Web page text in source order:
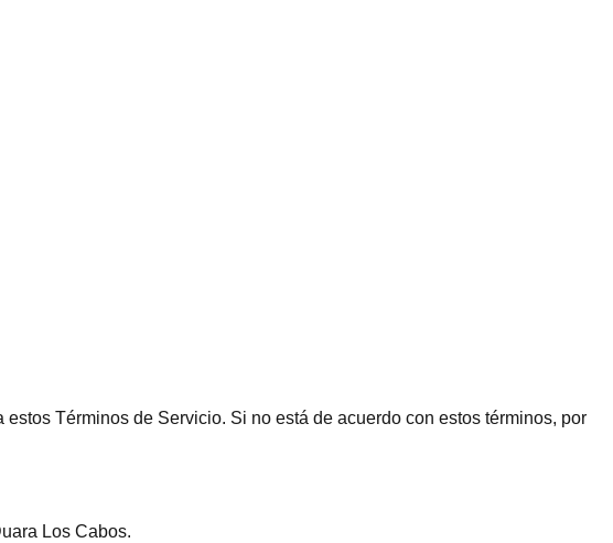
Términos de Servicio. Si no está de acuerdo con estos términos, por
Los Cabos.